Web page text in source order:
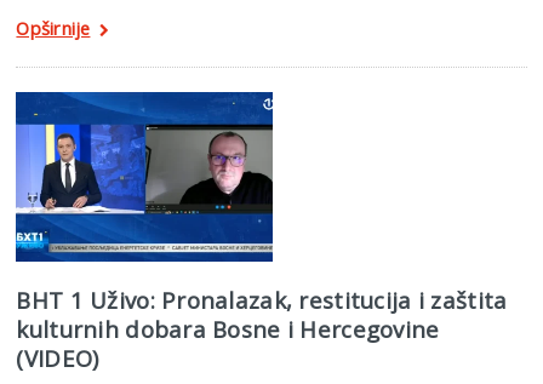
Opširnije
BHT 1 Uživo: Pronalazak, restitucija i zaštita
kulturnih dobara Bosne i Hercegovine
(VIDEO)